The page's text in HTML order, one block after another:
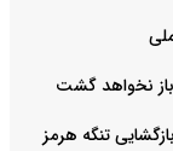
باز نخواهد گشت
تهران ۵ شرط برای بازگشایی تنگه هرمز